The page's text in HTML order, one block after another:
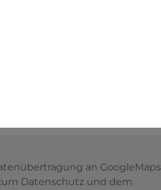
an GoogleMaps
Datenschutz und dem